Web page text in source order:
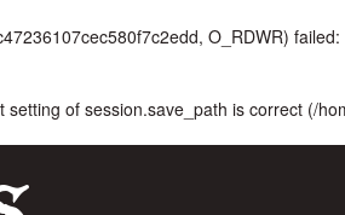
O_RDWR)
of session.save_path is correct (/